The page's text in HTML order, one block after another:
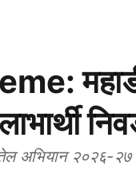
अभियान २०२६-२७